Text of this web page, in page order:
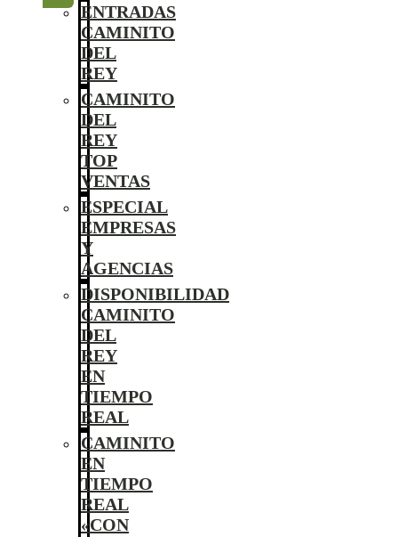
ENTRADAS
CAMINITO
DEL
REY
CAMINITO
DEL
REY
TOP
VENTAS
ESPECIAL
EMPRESAS
Y
AGENCIAS
DISPONIBILIDAD
CAMINITO
DEL
REY
EN
TIEMPO
REAL
CAMINITO
EN
TIEMPO
REAL
«CON